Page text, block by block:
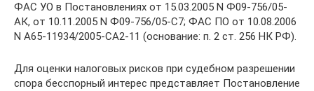
ФАС УО в Постановлениях от 15.03.2005 N Ф09-756/05-
АК, от 10.11.2005 N Ф09-756/05-С7; ФАС ПО от 10.08.2006
N А65-11934/2005-СА2-11 (основание: п. 2 ст. 256 НК РФ).
Для оценки налоговых рисков при судебном разрешении
спора бесспорный интерес представляет Постановление